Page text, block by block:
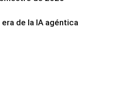
era de la IA agéntica